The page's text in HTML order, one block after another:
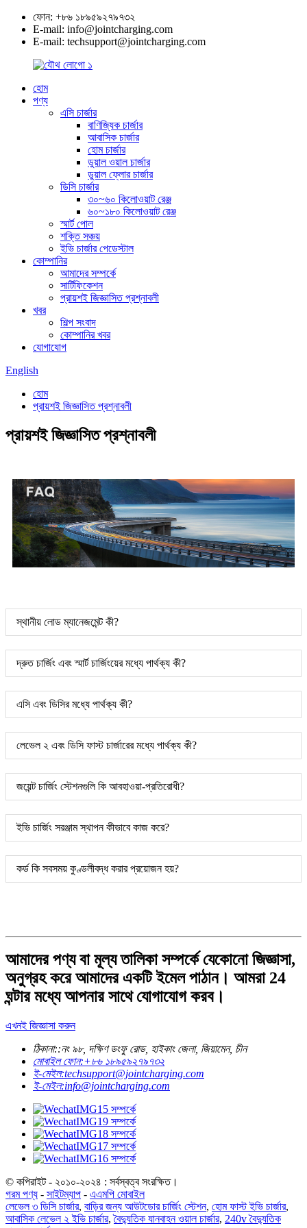
ফোন: +৮৬ ১৮৯৫৯২৭৯৭৩২
E-mail: info@jointcharging.com
E-mail: techsupport@jointcharging.com
হোম
পণ্য
এসি চার্জার
বাণিজ্যিক চার্জার
আবাসিক চার্জার
হোম চার্জার
ডুয়াল ওয়াল চার্জার
ডুয়াল ফ্লোর চার্জার
ডিসি চার্জার
৩০~৬০ কিলোওয়াট রেঞ্জ
৬০~১৮০ কিলোওয়াট রেঞ্জ
স্মার্ট পোল
শক্তি সঞ্চয়
ইভি চার্জার পেডেস্টাল
কোম্পানির
আমাদের সম্পর্কে
সার্টিফিকেশন
প্রায়শই জিজ্ঞাসিত প্রশ্নাবলী
খবর
শিল্প সংবাদ
কোম্পানির খবর
যোগাযোগ
English
হোম
প্রায়শই জিজ্ঞাসিত প্রশ্নাবলী
প্রায়শই জিজ্ঞাসিত প্রশ্নাবলী
স্থানীয় লোড ম্যানেজমেন্ট কী?
দ্রুত চার্জিং এবং স্মার্ট চার্জিংয়ের মধ্যে পার্থক্য কী?
এসি এবং ডিসির মধ্যে পার্থক্য কী?
লেভেল ২ এবং ডিসি ফাস্ট চার্জারের মধ্যে পার্থক্য কী?
জয়েন্ট চার্জিং স্টেশনগুলি কি আবহাওয়া-প্রতিরোধী?
ইভি চার্জিং সরঞ্জাম স্থাপন কীভাবে কাজ করে?
কর্ড কি সবসময় কুণ্ডলীবদ্ধ করার প্রয়োজন হয়?
আমাদের পণ্য বা মূল্য তালিকা সম্পর্কে যেকোনো জিজ্ঞাসা,
অনুগ্রহ করে আমাদের একটি ইমেল পাঠান। আমরা 24
ঘন্টার মধ্যে আপনার সাথে যোগাযোগ করব।
এখনই জিজ্ঞাসা করুন
ঠিকানা::নং ৯৮, দক্ষিণ ডংফু রোড, হাইকাং জেলা, জিয়ামেন, চীন
মোবাইল ফোন:+৮৬ ১৮৯৫৯২৭৯৭৩২
ই-মেইল:techsupport@jointcharging.com
ই-মেইল:info@jointcharging.com
© কপিরাইট - ২০১০-২০২৪ : সর্বস্বত্ব সংরক্ষিত।
গরম পণ্য - সাইটম্যাপ - এএমপি মোবাইল
লেভেল ৩ ডিসি চার্জার, বাড়ির জন্য আউটডোর চার্জিং স্টেশন, হোম ফাস্ট ইভি চার্জার,
আবাসিক লেভেল ২ ইভি চার্জার,বৈদ্যুতিক যানবাহন ওয়াল চার্জার, 240v বৈদ্যুতিক